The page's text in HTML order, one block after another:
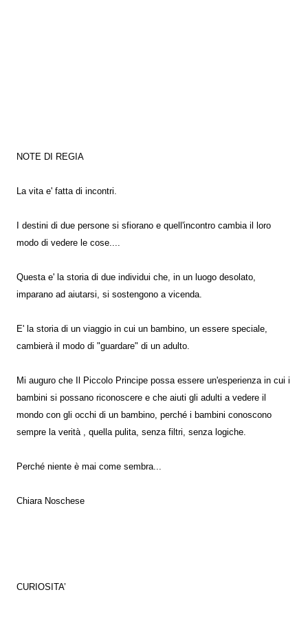
NOTE DI REGIA
La vita e' fatta di incontri.
I destini di due persone si sfiorano e quell'incontro cambia il loro
modo di vedere le cose....
Questa e' la storia di due individui che, in un luogo desolato,
imparano ad aiutarsi, si sostengono a vicenda.
E' la storia di un viaggio in cui un bambino, un essere speciale,
cambierà il modo di "guardare" di un adulto.
Mi auguro che Il Piccolo Principe possa essere un'esperienza in cui i
bambini si possano riconoscere e che aiuti gli adulti a vedere il
mondo con gli occhi di un bambino, perché i bambini conoscono
sempre la verità , quella pulita, senza filtri, senza logiche.
Perché niente è mai come sembra...
Chiara Noschese
CURIOSITA’